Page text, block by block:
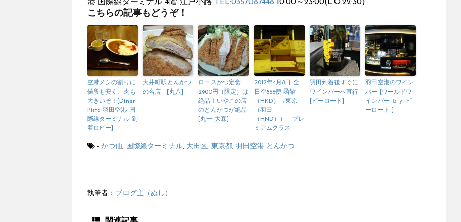
港 国際線ターミナル 4階 江戸小路
TEL:0357087448 10:00～23:00(L.O.22:30)
こちらの記事もどうぞ！
空港メシの割りに
値段も安く、肉も
大きいぞ！[Diner
Pista 羽田空港 国
際線ターミナル 到
着ロビー]
大井町駅とんかつ
の名店 [丸八]
ロースかつ定食
2900円（限定）は
絶品！いやこの店
のとんかつが絶品
[丸一 大森]
2012年4月8日 全
日空866便 函館
（HKD）→東京
（羽田
（HND）） プレ
ミアムクラス
羽田到着後すぐに
ワインバーへ直行
[ピーロート]
羽田空港のワイン
バー [ワールドワ
インバー ｂｙ ピ
ーロート ]
- かつ仙, 国際線ターミナル, 大田区, 東京都, 羽田空港 とんかつ
執筆者： ブログ主（ぬし）